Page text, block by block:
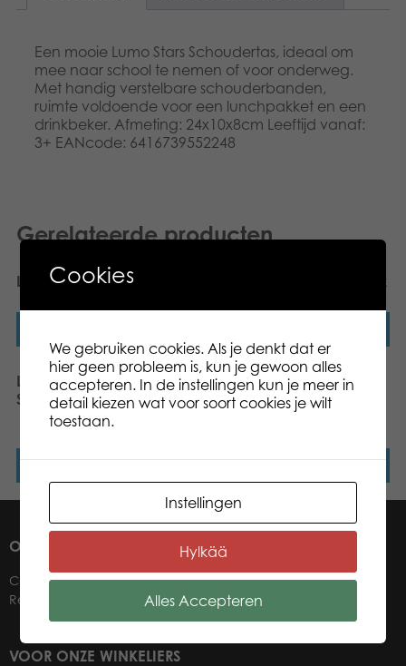
Een mooie Lumo Stars Schoudertas, ideaal om
mee naar school te nemen of voor onderweg.
Met handig verstelbare schouderbanden,
ruimte voldoende voor een lunchpakket en een
drinkbeker. Afmeting: 24x10x8cm Leeftijd vanaf:
3+ EANcode: 6416739552248
Gerelateerde producten
Lumo Stars Pennenetui Lumo Stars Camo Rugzak
Lumo Stars Backpack
Sloth Sanna
Lumo Stars Puzzel
Collection 3 x 2 Soorten –
OVER ONS
Contact
Retailers
VOOR ONZE WINKELIERS
Cookies
We gebruiken cookies. Als je denkt dat er
hier geen probleem is, kun je gewoon alles
accepteren. In de instellingen kun je meer in
detail kiezen wat voor soort cookies je wilt
toestaan.
Instellingen
Hylkää
Alles Accepteren